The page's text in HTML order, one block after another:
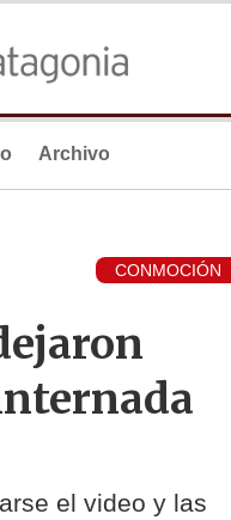
Archivo
CONMOCIÓN
el video y las